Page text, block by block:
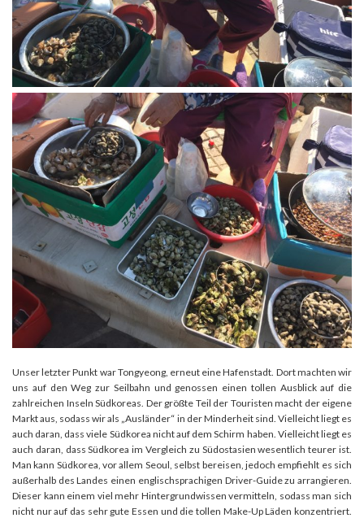
Unser letzter Punkt war Tongyeong, erneut eine Hafenstadt. Dort machten wir
uns auf den Weg zur Seilbahn und genossen einen tollen Ausblick auf die
zahlreichen Inseln Südkoreas. Der größte Teil der Touristen macht der eigene
Markt aus, sodass wir als „Ausländer“ in der Minderheit sind. Vielleicht liegt es
auch daran, dass viele Südkorea nicht auf dem Schirm haben. Vielleicht liegt es
auch daran, dass Südkorea im Vergleich zu Südostasien wesentlich teurer ist.
Man kann Südkorea, vor allem Seoul, selbst bereisen, jedoch empfiehlt es sich
außerhalb des Landes einen englischsprachigen Driver-Guide zu arrangieren.
Dieser kann einem viel mehr Hintergrundwissen vermitteln, sodass man sich
nicht nur auf das sehr gute Essen und die tollen Make-Up Läden konzentriert.